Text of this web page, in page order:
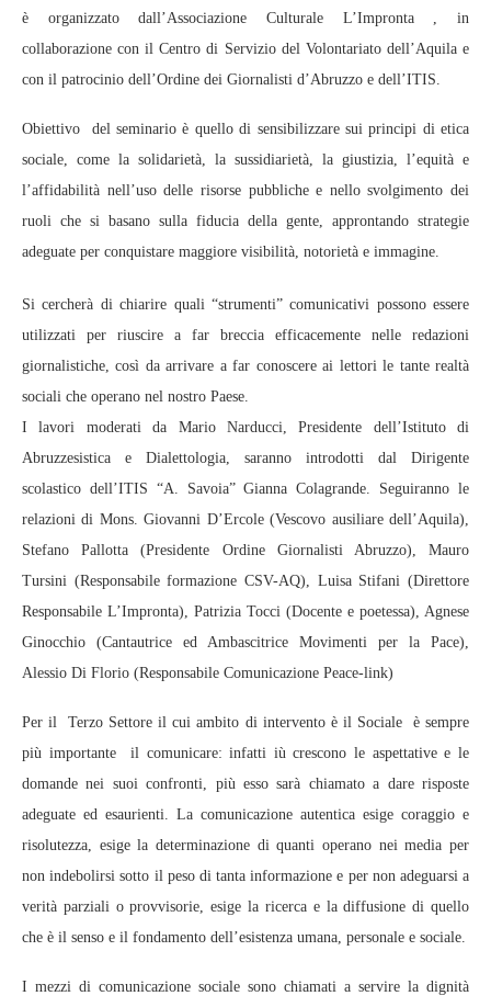
è organizzato dall’Associazione Culturale L’Impronta , in
collaborazione con il Centro di Servizio del Volontariato dell’Aquila e
con il patrocinio dell’Ordine dei Giornalisti d’Abruzzo e dell’ITIS.
Obiettivo del seminario è quello di sensibilizzare sui principi di etica
sociale, come la solidarietà, la sussidiarietà, la giustizia, l’equità e
l’affidabilità nell’uso delle risorse pubbliche e nello svolgimento dei
ruoli che si basano sulla fiducia della gente, approntando strategie
adeguate per conquistare maggiore visibilità, notorietà e immagine.
Si cercherà di chiarire quali “strumenti” comunicativi possono essere
utilizzati per riuscire a far breccia efficacemente nelle redazioni
giornalistiche, così da arrivare a far conoscere ai lettori le tante realtà
sociali che operano nel nostro Paese.
I lavori moderati da Mario Narducci, Presidente dell’Istituto di
Abruzzesistica e Dialettologia, saranno introdotti dal Dirigente
scolastico dell’ITIS “A. Savoia” Gianna Colagrande. Seguiranno le
relazioni di Mons. Giovanni D’Ercole (Vescovo ausiliare dell’Aquila),
Stefano Pallotta (Presidente Ordine Giornalisti Abruzzo), Mauro
Tursini (Responsabile formazione CSV-AQ), Luisa Stifani (Direttore
Responsabile L’Impronta), Patrizia Tocci (Docente e poetessa), Agnese
Ginocchio (Cantautrice ed Ambascitrice Movimenti per la Pace),
Alessio Di Florio (Responsabile Comunicazione Peace-link)
Per il Terzo Settore il cui ambito di intervento è il Sociale è sempre
più importante il comunicare: infatti iù crescono le aspettative e le
domande nei suoi confronti, più esso sarà chiamato a dare risposte
adeguate ed esaurienti. La comunicazione autentica esige coraggio e
risolutezza, esige la determinazione di quanti operano nei media per
non indebolirsi sotto il peso di tanta informazione e per non adeguarsi a
verità parziali o provvisorie, esige la ricerca e la diffusione di quello
che è il senso e il fondamento dell’esistenza umana, personale e sociale.
I mezzi di comunicazione sociale sono chiamati a servire la dignità